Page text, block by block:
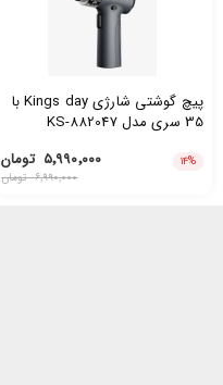
پیچ گوشتی شارژی Kings day با
35 سری مدل KS-882047
۱۴% ۵٬۹۹۰٬۰۰۰ تومان
۶٬۹۹۰٬۰۰۰تومان